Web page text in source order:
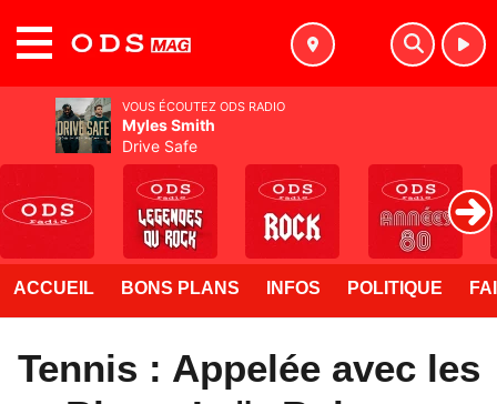
ACCUEIL BONS PLANS INFOS POLITIQUE
Tennis : Appelée avec les
VOUS ÉCOUTEZ ODS RADIO
Myles Smith
Drive Safe